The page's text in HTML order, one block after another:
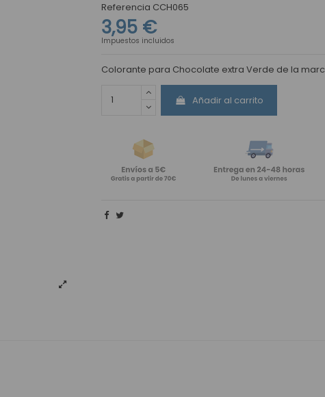
Referencia CCH065
3,95 €
Impuestos incluidos
Colorante para Chocolate extra Verde de la
Añadir al carrito